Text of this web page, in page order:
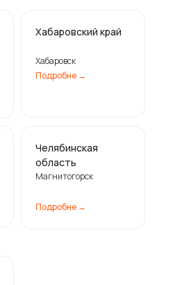
Хабаровский край
Хабаровск
Подробне ㅤ→
Челябинская
область
Магнитогорск
Подробне ㅤ→